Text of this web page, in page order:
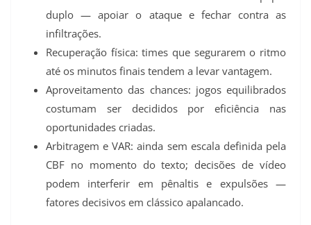
duplo — apoiar o ataque e fechar contra as
infiltrações.
Recuperação física: times que segurarem o ritmo
até os minutos finais tendem a levar vantagem.
Aproveitamento das chances: jogos equilibrados
costumam ser decididos por eficiência nas
oportunidades criadas.
Arbitragem e VAR: ainda sem escala definida pela
CBF no momento do texto; decisões de vídeo
podem interferir em pênaltis e expulsões —
fatores decisivos em clássico apalancado.